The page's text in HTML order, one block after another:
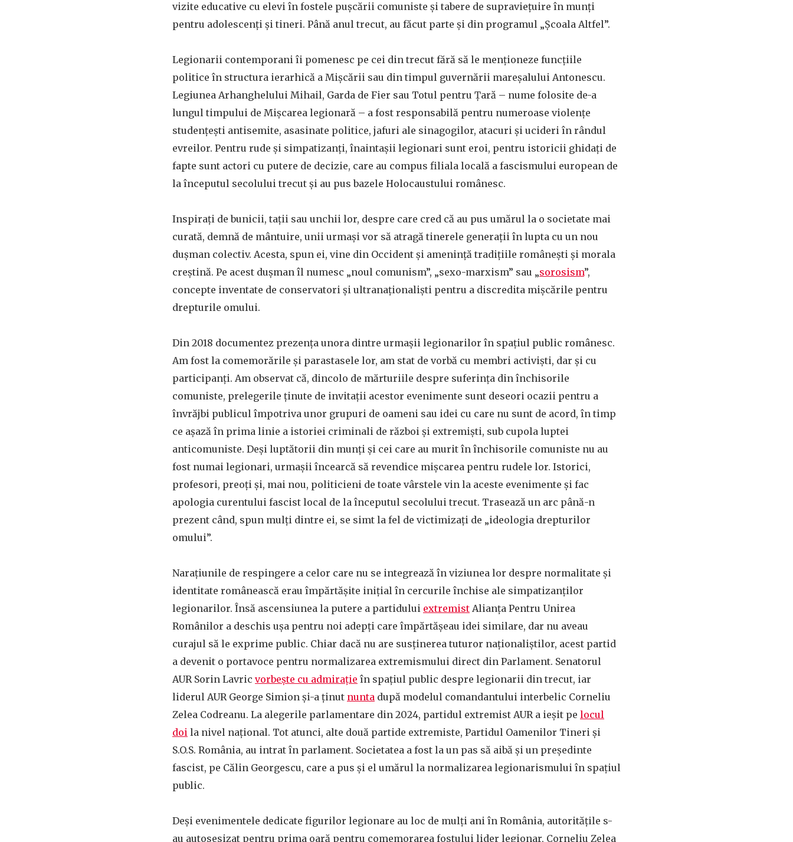
vizite educative cu elevi în fostele pușcării comuniste și tabere de supraviețuire în munți
pentru adolescenți și tineri. Până anul trecut, au făcut parte și din programul „Școala Altfel”.
Legionarii contemporani îi pomenesc pe cei din trecut fără să le menționeze funcțiile
politice în structura ierarhică a Mișcării sau din timpul guvernării mareșalului Antonescu.
Legiunea Arhanghelului Mihail, Garda de Fier sau Totul pentru Țară – nume folosite de-a
lungul timpului de Mișcarea legionară – a fost responsabilă pentru numeroase violențe
studențești antisemite, asasinate politice, jafuri ale sinagogilor, atacuri și ucideri în rândul
evreilor. Pentru rude și simpatizanți, înaintașii legionari sunt eroi, pentru istoricii ghidați de
fapte sunt actori cu putere de decizie, care au compus filiala locală a fascismului european de
la începutul secolului trecut și au pus bazele Holocaustului românesc.
Inspirați de bunicii, tații sau unchii lor, despre care cred că au pus umărul la o societate mai
curată, demnă de mântuire, unii urmași vor să atragă tinerele generații în lupta cu un nou
dușman colectiv. Acesta, spun ei, vine din Occident și amenință tradițiile românești și morala
creștină. Pe acest dușman îl numesc „noul comunism”, „sexo-marxism” sau „sorosism”,
concepte inventate de conservatori și ultranaționaliști pentru a discredita mișcările pentru
drepturile omului.
Din 2018 documentez prezența unora dintre urmașii legionarilor în spațiul public românesc.
Am fost la comemorările și parastasele lor, am stat de vorbă cu membri activiști, dar și cu
participanți. Am observat că, dincolo de mărturiile despre suferința din închisorile
comuniste, prelegerile ținute de invitații acestor evenimente sunt deseori ocazii pentru a
învrăjbi publicul împotriva unor grupuri de oameni sau idei cu care nu sunt de acord, în timp
ce așază în prima linie a istoriei criminali de război și extremiști, sub cupola luptei
anticomuniste. Deși luptătorii din munți și cei care au murit în închisorile comuniste nu au
fost numai legionari, urmașii încearcă să revendice mișcarea pentru rudele lor. Istorici,
profesori, preoți și, mai nou, politicieni de toate vârstele vin la aceste evenimente și fac
apologia curentului fascist local de la începutul secolului trecut. Trasează un arc până-n
prezent când, spun mulți dintre ei, se simt la fel de victimizați de „ideologia drepturilor
omului”.
Narațiunile de respingere a celor care nu se integrează în viziunea lor despre normalitate și
identitate românească erau împărtășite inițial în cercurile închise ale simpatizanților
legionarilor. Însă ascensiunea la putere a partidului extremist Alianța Pentru Unirea
Românilor a deschis ușa pentru noi adepți care împărtășeau idei similare, dar nu aveau
curajul să le exprime public. Chiar dacă nu are susținerea tuturor naționaliștilor, acest partid
a devenit o portavoce pentru normalizarea extremismului direct din Parlament. Senatorul
AUR Sorin Lavric vorbește cu admirație în spațiul public despre legionarii din trecut, iar
liderul AUR George Simion și-a ținut nunta după modelul comandantului interbelic Corneliu
Zelea Codreanu. La alegerile parlamentare din 2024, partidul extremist AUR a ieșit pe locul
doi la nivel național. Tot atunci, alte două partide extremiste, Partidul Oamenilor Tineri și
S.O.S. România, au intrat în parlament. Societatea a fost la un pas să aibă și un președinte
fascist, pe Călin Georgescu, care a pus și el umărul la normalizarea legionarismului în spațiul
public.
Deși evenimentele dedicate figurilor legionare au loc de mulți ani în România, autoritățile s-
au autosesizat pentru prima oară pentru comemorarea fostului lider legionar, Corneliu Zelea